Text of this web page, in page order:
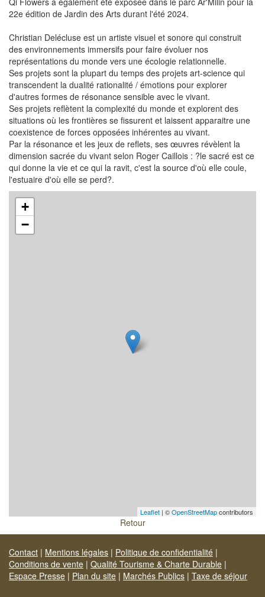
22e édition de Jardin des Arts durant l'été 2024.
Christian Delécluse est un artiste visuel et sonore qui construit
des environnements immersifs pour faire évoluer nos
représentations du monde vers une écologie relationnelle.
Ses projets sont la plupart du temps des projets art-science qui
transcendent la dualité rationalité / émotions pour explorer
d'autres formes de résonance sensible avec le vivant.
Ses projets reflètent la complexité du monde et explorent des
situations où les frontières se fissurent et laissent apparaitre une
coexistence de forces opposées inhérentes au vivant.
Par la résonance et les jeux de reflets, ses œuvres révèlent la
dimension sacrée du vivant selon Roger Caillois : ?le sacré est ce
qui donne la vie et ce qui la ravit, c'est la source d'où elle coule,
l'estuaire d'où elle se perd?.
+
−
Leaflet | ©OpenStreetMapcontributors
Retour
Contact | Mentions légales | Politique de confidentialité |
Conditions de vente | Qualité Tourisme & Charte Durable |
Espace Presse | Plan du site | Marchés Publics | Taxe de séjour